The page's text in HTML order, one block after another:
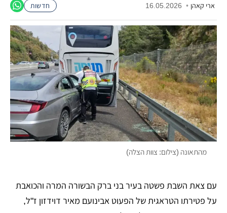
ארי קאהן •
16.05.2026 חדשות
מהתאונה (צילום: צוות הצלה)
עם צאת השבת פשטה בעיר בני ברק הבשורה המרה והכואבת
על פטירתו הטראגית של הפעוט אבינועם מאיר דוידזון ז"ל,